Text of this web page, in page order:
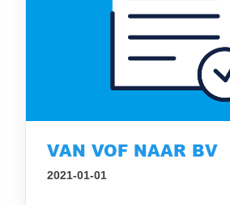
VAN VOF NAAR BV
2021-01-01